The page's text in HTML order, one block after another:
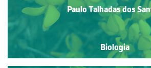
Paulo Talhadas dos
Biologia